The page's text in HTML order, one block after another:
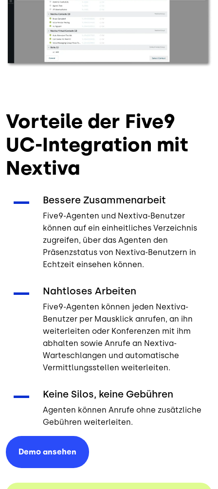
Vorteile der Five9
UC-Integration mit
Nextiva
Bessere Zusammenarbeit
Five9-Agenten und Nextiva-Benutzer
können auf ein einheitliches Verzeichnis
zugreifen, über das Agenten den
Präsenzstatus von Nextiva-Benutzern in
Echtzeit einsehen können.
Nahtloses Arbeiten
Five9-Agenten können jeden Nextiva-
Benutzer per Mausklick anrufen, an ihn
weiterleiten oder Konferenzen mit ihm
abhalten sowie Anrufe an Nextiva-
Warteschlangen und automatische
Vermittlungsstellen weiterleiten.
Keine Silos, keine Gebühren
Agenten können Anrufe ohne zusätzliche
Gebühren weiterleiten.
Demo ansehen